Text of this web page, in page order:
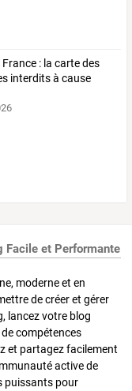
France : la cartedes
interditsà cause
Facile et Performante
moderne et en
de créer et gérer
lancez votre blog
compétences
et partagez facilement
active de
puissants pour